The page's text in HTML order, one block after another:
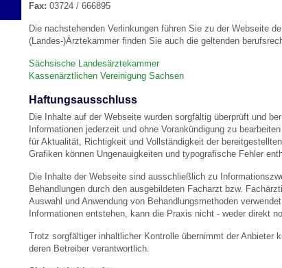
Häufige Fragen
Recht auf Impfung
Vorsorge- und Impferinnerung
Hörlexikon
Material zu den Vorsorgen
Entwicklungskalender
Familienzeit gesund gestalten
U0-Vorsorge
Fax: 03724 / 666895
Die nachstehenden Verlinkungen führen Sie zu der Webseite
(Landes-)Ärztekammer finden Sie auch die geltenden
Sächsische Landesärztekammer
Kassenärztlichen Vereinigung Sachsen
Haftungsausschluss
Die Inhalte auf der Webseite wurden sorgfältig überprüft und
Informationen jederzeit und ohne Vorankündigung zu
für Aktualität, Richtigkeit und Vollständigkeit der
Grafiken können Ungenauigkeiten und typografische Fehler
Die Inhalte der Webseite sind ausschließlich zu
Behandlungen durch den ausgebildeten Facharzt bzw.
Auswahl und Anwendung von Behandlungsmethoden
Informationen entstehen, kann die Praxis nicht - weder direkt
Trotz sorgfältiger inhaltlicher Kontrolle übernimmt der
deren Betreiber verantwortlich.